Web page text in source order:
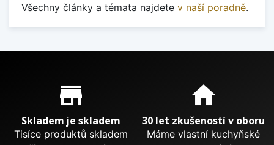
Všechny články a témata najdete v naší poradně.
Proč nakupovat u nás?
store_mall_directory
Skladem je skladem
Tisíce produktů skladem
home
30 let zkušeností v oboru
Máme vlastní kuchyňské